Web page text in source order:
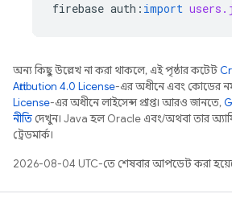
firebase auth : import
অন্য কিছু উল্লেখ না করা থাকলে, এই পৃষ্ঠার কন্টেন্ট
Attribution 4.0 License-এর অধীনে এবং কোডের
License-এর অধীনে লাইসেন্স প্রাপ্ত। আরও জানতে,
নীতি দেখুন। Java হল Oracle এবং/অথবা তার
ট্রেডমার্ক।
2026-08-04 UTC-তে শেষবার আপডেট করা